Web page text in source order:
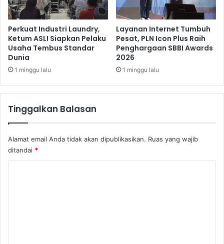
o
J
e
m
b
e
r
i
d
i
P
i
l
w
t
M
k
a
s
Perkuat Industri Laundry,
Ketum ASLI Siapkan Pelaku
Usaha Tembus Standar
Dunia
1 minggu lalu
Layanan Internet Tumbuh
Pesat, PLN Icon Plus Raih
Penghargaan SBBI Awards
2026
1 minggu lalu
Tinggalkan Balasan
Alamat email Anda tidak akan dipublikasikan. Ruas yang wajib
ditandai *